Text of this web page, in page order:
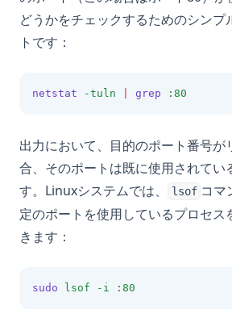
どうかをチェックするためのシンプ
トです：
netstat -tuln grep :80
出力において、目的のポート番号が
合、そのポートは既に使用されてい
す。Linuxシステムでは、
lsof コマ
定のポートを使用しているプロセス
きます：
sudo lsof -i :80